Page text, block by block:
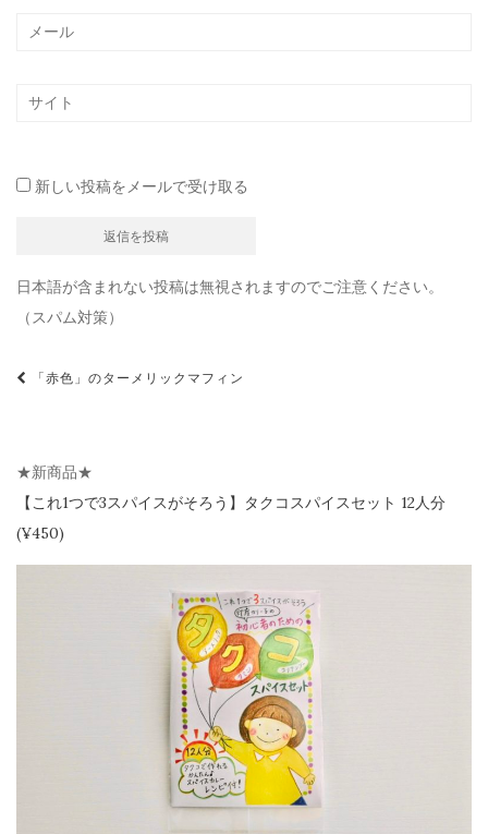
新しい投稿をメールで受け取る
日本語が含まれない投稿は無視されますのでご注意ください。
（スパム対策）
投
ビ
ゲ
ー
シ
「赤色」のターメリックマフィン
★新商品★
【これ1つで3スパイスがそろう】
タクコスパイスセット 12人分
(¥450)